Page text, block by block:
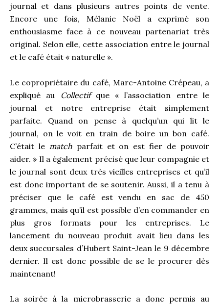
journal et dans plusieurs autres points de vente.
Encore une fois, Mélanie Noël a exprimé son
enthousiasme face à ce nouveau partenariat très
original. Selon elle, cette association entre le journal
et le café était « naturelle ».
Le copropriétaire du café, Marc-Antoine Crépeau, a
expliqué au
Collectifque « l’association entre le
journal et notre entreprise était simplement
parfaite. Quand on pense à quelqu’un qui lit le
journal, on le voit en train de boire un bon café.
C’était le match parfait et on est fier de pouvoir
aider. » Il a également précisé que leur compagnie et
le journal sont deux très vieilles entreprises et qu’il
est donc important de se soutenir. Aussi, il a tenu à
préciser que le café est vendu en sac de 450
grammes, mais qu’il est possible d’en commander en
plus gros formats pour les entreprises. Le
lancement du nouveau produit avait lieu dans les
deux succursales d’Hubert Saint-Jean le 9 décembre
dernier. Il est donc possible de se le procurer dès
maintenant!
La soirée à la microbrasserie a donc permis au